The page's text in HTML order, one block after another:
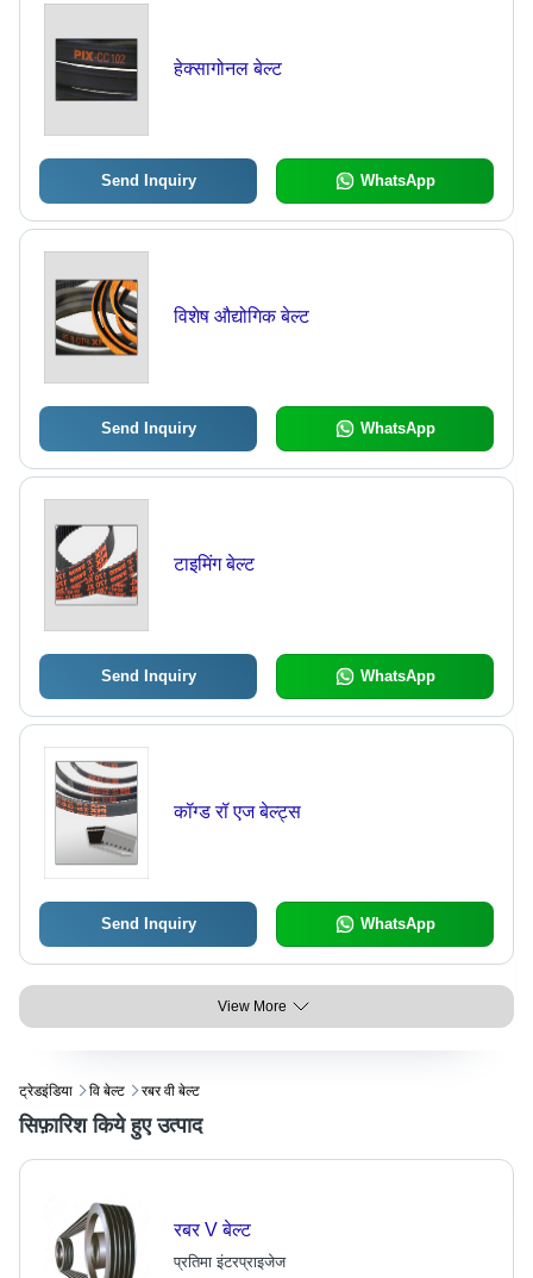
हेक्सागोनल बेल्ट
Send Inquiry WhatsApp
विशेष औद्योगिक बेल्ट
Send Inquiry WhatsApp
टाइमिंग बेल्ट
Send Inquiry WhatsApp
कॉग्ड रॉ एज बेल्ट्स
Send Inquiry WhatsApp
View More
ट्रेडइंडिया वि बेल्ट रबर वी बेल्ट
सिफ़ारिश किये हुए उत्पाद
रबर V बेल्ट
प्रतिमा इंटरप्राइजेज